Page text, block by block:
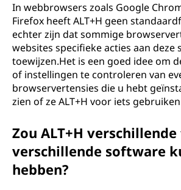
In webbrowsers zoals Google
Firefox heeft ALT+H geen
echter zijn dat sommige
websites specifieke acties aan deze
toewijzen.Het is een goed idee om
of instellingen te controleren van
browservertensies die u hebt
zien of ze ALT+H voor iets
Zou ALT+H
verschillende software
hebben?